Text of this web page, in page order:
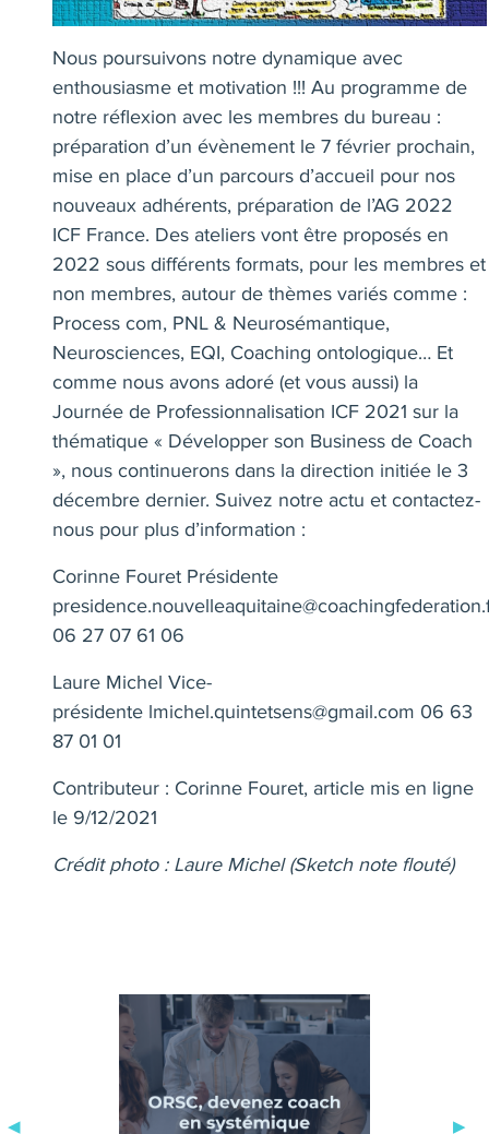
Nous poursuivons notre dynamique avec
enthousiasme et motivation !!! Au programme de
notre réflexion avec les membres du bureau :
préparation d’un évènement le 7 février prochain,
mise en place d’un parcours d’accueil pour nos
nouveaux adhérents, préparation de l’AG 2022
ICF France. Des ateliers vont être proposés en
2022 sous différents formats, pour les membres et
non membres, autour de thèmes variés comme :
Process com, PNL & Neurosémantique,
Neurosciences, EQI, Coaching ontologique… Et
comme nous avons adoré (et vous aussi) la
Journée de Professionnalisation ICF 2021 sur la
thématique « Développer son Business de Coach
», nous continuerons dans la direction initiée le 3
décembre dernier. Suivez notre actu et contactez-
nous pour plus d’information :
Corinne Fouret Présidente
06 27 07 61 06
Laure Michel Vice-
présidente lmichel.quintetsens@gmail.com 06 63
87 01 01
Contributeur : Corinne Fouret, article mis en ligne
le 9/12/2021
Crédit photo : Laure Michel (Sketch note flouté)